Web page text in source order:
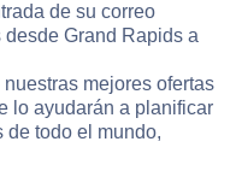
de su correo
Grand Rapids a
mejores ofertas
lo ayudarán a planificar
todo el mundo,